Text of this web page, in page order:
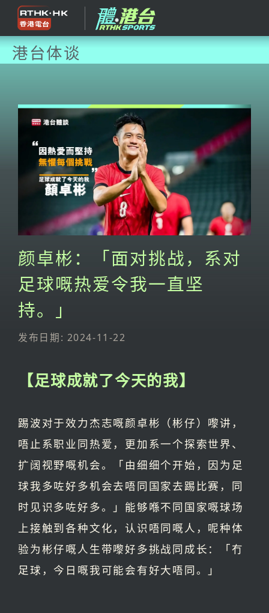
港台体谈
颜卓彬：「面对挑战，系对
足球嘅热爱令我一直坚
持。」
发布日期: 2024-11-22
【足球成就了今天的我】
踢波对于效力杰志嘅颜卓彬（彬仔）嚟讲，
唔止系职业同热爱，更加系一个探索世界、
扩阔视野嘅机会。「由细细个开始，因为足
球我多咗好多机会去唔同国家去踢比赛，同
时见识多咗好多。」能够喺不同国家嘅球场
上接触到各种文化，认识唔同嘅人，呢种体
验为彬仔嘅人生带嚟好多挑战同成长：「冇
足球，今日嘅我可能会有好大唔同。」